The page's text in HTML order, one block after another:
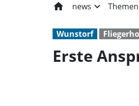
home news expand_more
Wunstorf
Erste